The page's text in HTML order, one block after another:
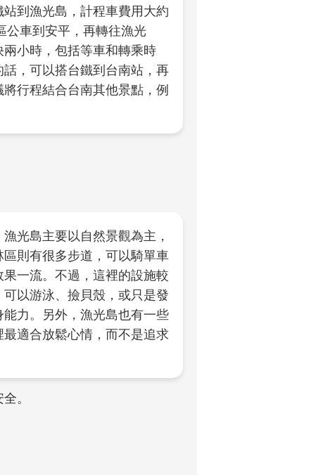
到漁光島，計程車費用大約
公車到安平，再轉往漁光
小時，包括等車和轉乘時
，可以搭台鐵到台南站，再
行程結合台南其他景點，例
光島主要以自然景觀為主，
則有很多步道，可以騎單車
一流。不過，這裡的設施較
以游泳、撿貝殼，或只是發
力。另外，漁光島也有一些
適合放鬆心情，而不是追求
。